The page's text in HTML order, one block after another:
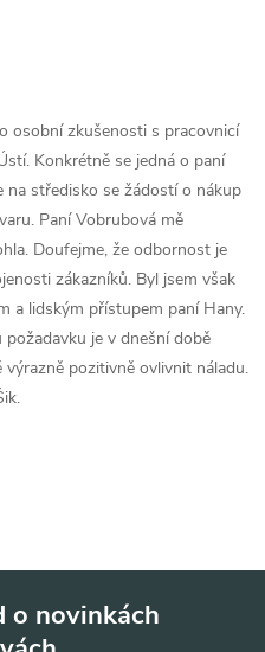
osobní zkušenosti s pracovnicí
Konkrétně se jedná o paní
středisko se žádostí o nákup
Paní Vobrubová mě
Doufejme, že odbornost je
zákazníků. Byl jsem však
a lidským přístupem paní Hany.
je v dnešní době
výrazně pozitivně ovlivnit náladu.
o novinkách